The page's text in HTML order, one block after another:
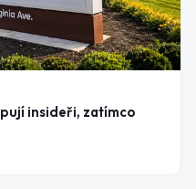
insideři, zatímco